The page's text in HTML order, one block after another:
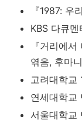
『1987:
KBS 다큐멘
『거리에
엮음, 후마
고려대학교
연세대학교
서울대학교